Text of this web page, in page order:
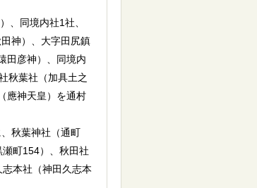
、同境内社1社、
神）、大字田尻鎮
田彦神）、同境内
秋葉社（加具土之
應神天皇）を通村
秋葉神社（通町
町154）、秋田社
本社（神田久志本